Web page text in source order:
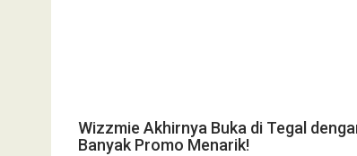
Wizzmie Akhirnya Buka di Tegal
Banyak Promo Menarik!